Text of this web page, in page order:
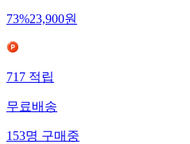
73%23,900원
717적립
무료배송
153명구매중